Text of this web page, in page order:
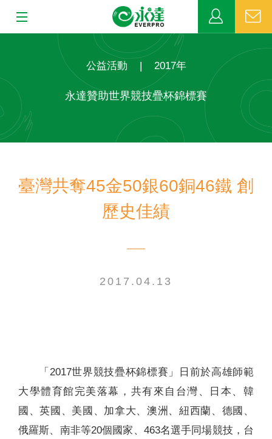
MDRT
公益活動
公益活動 | 2017年
永達贊助世界競技疊杯錦標賽
臺灣共奪45金50銀60銅46鐵 創
歷史佳績
2017.04.13
「2017世界競技疊杯錦標賽」日前於高雄師範
大學體育館完美落幕，共有來自台灣、日本、韓
國、英國、美國、加拿大、澳洲、紐西蘭、德國、
俄羅斯、南非等20個國家、463名選手同場競技，台